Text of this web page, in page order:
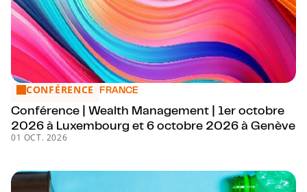
Conférence | Wealth Management | 1er octobre 2026 à
CONFÉRENCE FRANCE
Conférence | Wealth Management | 1er octobre
2026 à Luxembourg et 6 octobre 2026 à Genève
01 OCT. 2026